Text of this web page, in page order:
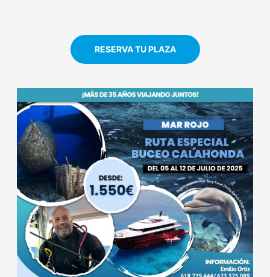
RESERVA TU PLAZA